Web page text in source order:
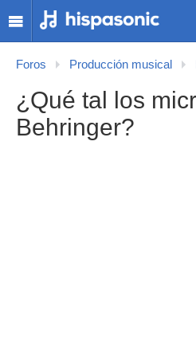
Foros Producción musical
¿Qué tal los
Behringer?